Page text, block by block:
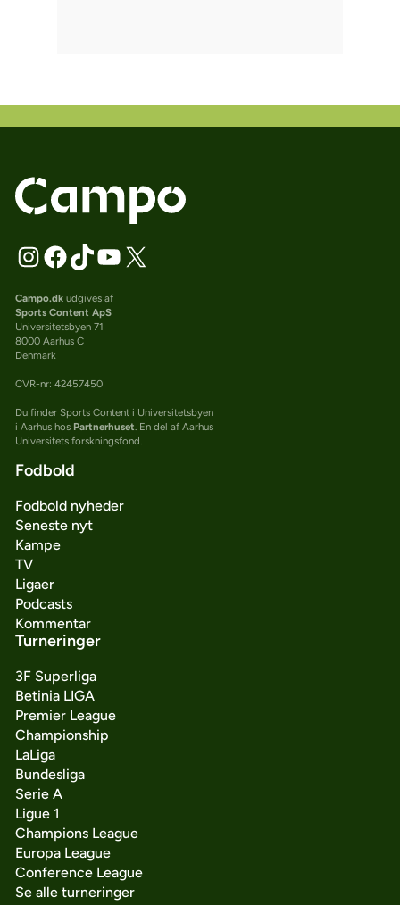
Campo.dkudgives af
Sports Content ApS
Universitetsbyen 71
8000 Aarhus C
Denmark
CVR-nr: 42457450
Du finder Sports Content i Universitetsbyen
i Aarhus hos Partnerhuset. En del af Aarhus
Universitets forskningsfond.
Fodbold
Fodbold nyheder
Seneste nyt
Kampe
TV
Ligaer
Podcasts
Kommentar
Turneringer
3F Superliga
Betinia LIGA
Premier League
Championship
LaLiga
Bundesliga
Serie A
Ligue 1
Champions League
Europa League
Conference League
Se alle turneringer